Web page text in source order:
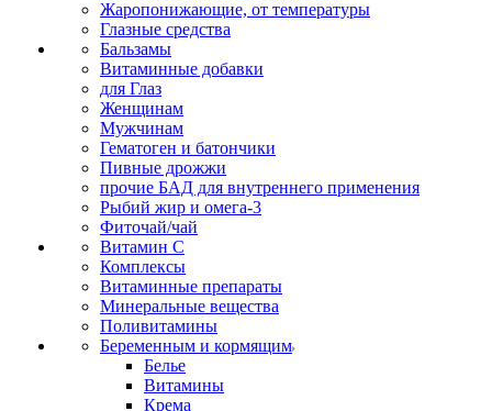
Жаропонижающие, от температуры
Глазные средства
Бальзамы
Витаминные добавки
для Глаз
Женщинам
Мужчинам
Гематоген и батончики
Пивные дрожжи
прочие БАД для внутреннего применения
Рыбий жир и омега-3
Фиточай/чай
Витамин С
Комплексы
Витаминные препараты
Минеральные вещества
Поливитамины
Беременным и кормящим
Белье
Витамины
Крема